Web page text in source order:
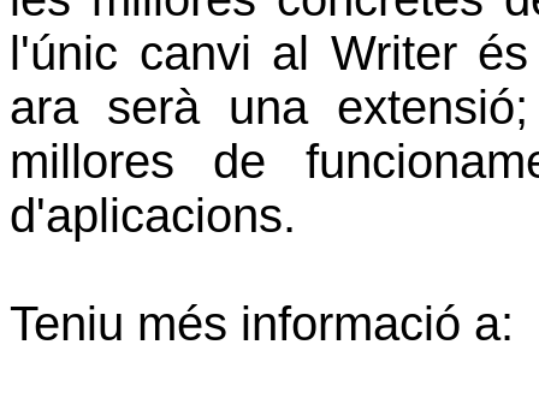
l'únic canvi al Writer
ara serà una
millores de
d'aplicacions.
Teniu més informació a: